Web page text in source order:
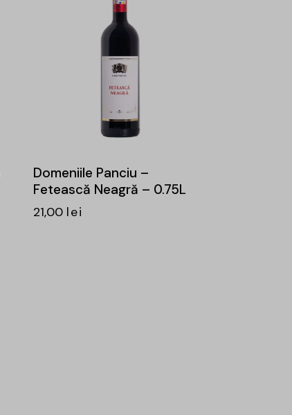
Domeniile Panciu –
Fetească Neagră – 0.75L
21,00 lei